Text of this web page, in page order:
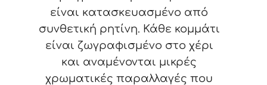
είναι κατασκευασμένο από
συνθετική ρητίνη. Κάθε κομμάτι
είναι ζωγραφισμένο στο χέρι
και αναμένονται μικρές
χρωματικές παραλλαγές που